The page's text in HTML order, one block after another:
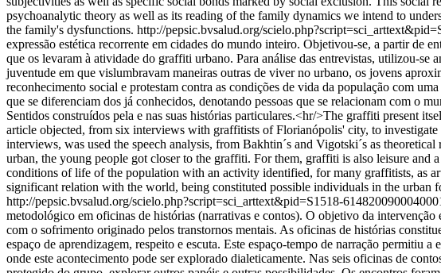
psychoanalytic theory as well as its reading of the family dynamics we intend to
the family's dysfunctions. http://pepsic.bvsalud.org/
expressão estética recorrente em cidades do mundo inteiro. Objetivou-se, a partir de
que os levaram à atividade do graffiti urbano. Para análise das entrevistas, utilizou-
juventude em que vislumbravam maneiras outras de viver no urbano, os jovens
reconhecimento social e protestam contra as condições de vida da população com
que se diferenciam dos já conhecidos, denotando pessoas que se relacionam com o
Sentidos construídos pela e nas suas histórias particulares.<hr/>The graffiti present
article objected, from six interviews with graffitists of Florianópolis' city, to
interviews, was used the speech analysis, from Bakhtin´s and Vigotski´s as
urban, the young people got closer to the graffiti. For them, graffiti is also leisure
conditions of life of the population with an activity identified, for many graffitists, as
significant relation with the world, being constituted possible individuals in the urban
http://pepsic.bvsalud.org/scielo.php?script=sci_arttext&pid=S1518-
metodológico em oficinas de histórias (narrativas e contos). O objetivo da
com o sofrimento originado pelos transtornos mentais. As oficinas de histórias
espaço de aprendizagem, respeito e escuta. Este espaço-tempo de narração permitiu
onde este acontecimento pode ser explorado dialeticamente. Nas seis oficinas de